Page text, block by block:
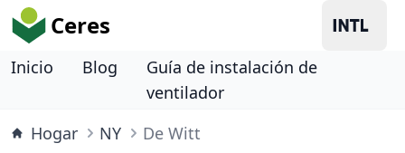
Ceres
Inicio Blog
Guía de instalación de
ventilador
Hogar
NY De Witt